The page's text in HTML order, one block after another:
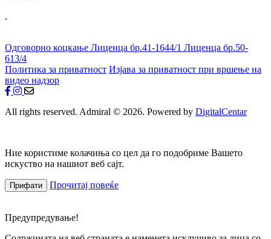
Одговорно коцкање Лиценца бр.41-1644/1 Лиценца бр.50-
613/4
Политика за приватност Изјава за приватност при вршење на
видео надзор
All rights reserved. Admiral © 2026. Powered by DigitalCentar
Ние користиме колачиња со цел да го подобриме Вашето
искуство на нашиот веб сајт.
Прифати Прочитај повеќе
Предупредување!